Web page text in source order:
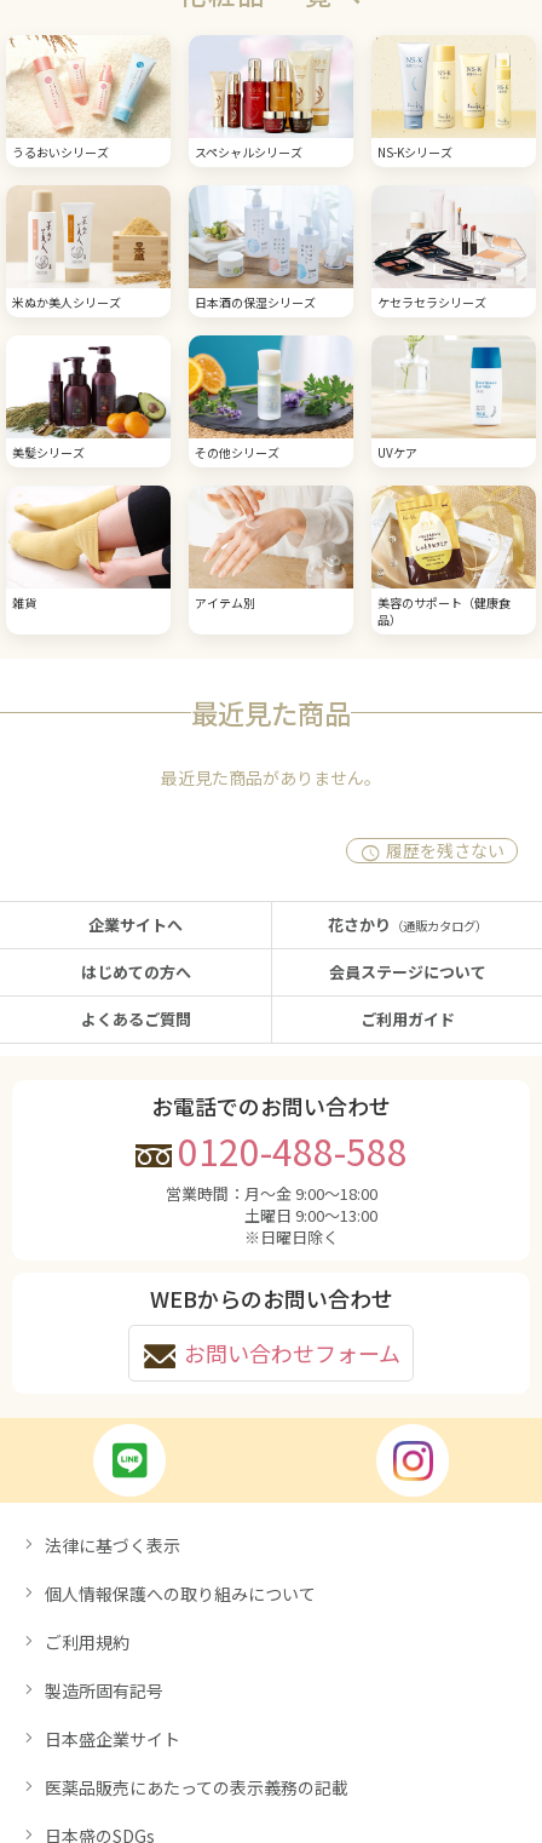
うるおいシリーズ スペシャルシリーズ NS-Kシリーズ
米ぬか美人シリーズ 日本酒の保湿シリーズ ケセラセラシリーズ
美髪シリーズ その他シリーズ UVケア
雑貨 アイテム別
美容のサポート（健康食
品）
最近見た商品
最近見た商品がありません。
履歴を残さない
企業サイトへ
はじめての方へ
よくあるご質問
花さかり （通販カタログ）
会員ステージについて
ご利用ガイド
お電話でのお問い合わせ
0120-488-588
営業時間： 月〜金 9:00〜18:00
土曜日 9:00〜13:00
※日曜日除く
WEBからのお問い合わせ
お問い合わせフォーム
法律に基づく表示
個人情報保護への取り組みについて
ご利用規約
製造所固有記号
日本盛企業サイト
医薬品販売にあたっての表示義務の記載
日本盛のSDGs